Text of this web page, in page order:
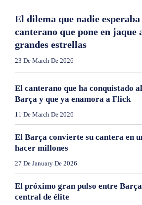
El dilema que nadie
canterano que pone en jaque
grandes estrellas
23 De March De 2026
El canterano que ha conquistado
Barça y que ya enamora a Flick
11 De March De 2026
El Barça convierte su cantera en
hacer millones
27 De January De 2026
El próximo gran pulso entre
central de élite